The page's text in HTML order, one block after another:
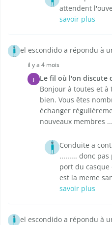
attendent
savoir plus
el escondido a répondu à
il y a 4 mois
J Le fil où l'on discute
Bonjour à toutes et à
bien. Vous êtes
échanger
nouveaux membres
Conduite a
......... donc
port du
est la meme
savoir plus
el escondido a répondu à